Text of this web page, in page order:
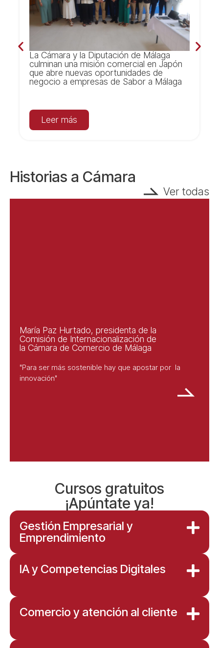
La Cámara y la Diputación de Málaga
culminan una misión comercial en Japón
que abre nuevas oportunidades de
negocio a empresas de Sabor a Málaga
Leer más
Historias a Cámara
Ver todas
María Paz Hurtado, presidenta de la
Comisión de Internacionalización de
la Cámara de Comercio de Málaga
"Para ser más sostenible hay que apostar por la
innovación"
Cursos gratuitos
¡Apúntate ya!
Gestión Empresarial y
Emprendimiento
IA y Competencias Digitales
Comercio y atención al cliente